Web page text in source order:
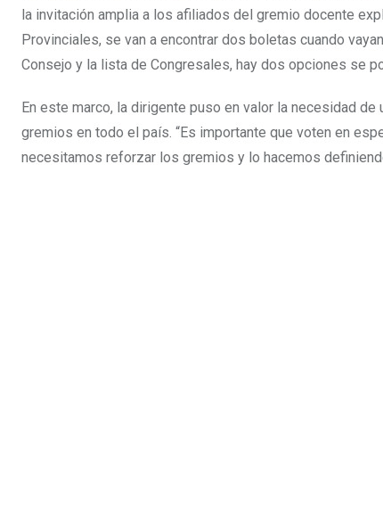
la invitación amplia a los afiliados del gremio docente
Provinciales, se van a encontrar dos boletas cuando
Consejo y la lista de Congresales, hay dos opciones se
En este marco, la dirigente puso en valor la necesidad
gremios en todo el país. “Es importante que voten en
necesitamos reforzar los gremios y lo hacemos